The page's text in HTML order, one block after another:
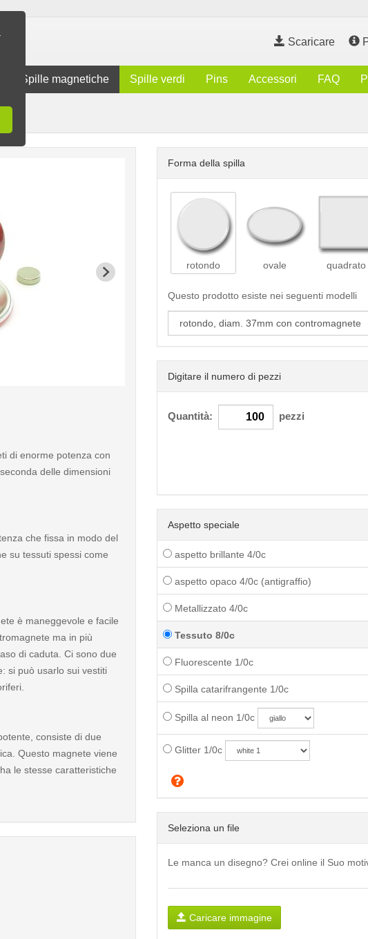
Scaricare
Spille magnetiche Spille verdi Pins Accessori FAQ
Forma della spilla
rotondo ovale quadrato
Questo prodotto esiste nei seguenti modelli
Digitare il numero di pezzi
Quantità: pezzi
Aspetto speciale
aspetto brillante 4/0c
aspetto opaco 4/0c (antigraffio)
Metallizzato 4/0c
Tessuto 8/0c
Fluorescente 1/0c
Spilla catarifrangente 1/0c
Spilla al neon 1/0c
Glitter 1/0c
Seleziona un file
Le manca un disegno? Crei online il Suo
Caricare immagine
< /picture>
di enorme potenza con
delle dimensioni
che fissa in modo del
su tessuti spessi come
è maneggevole e facile
ma in più
di caduta. Ci sono due
si può usarlo sui vestiti
consiste di due
Questo magnete viene
le stesse caratteristiche